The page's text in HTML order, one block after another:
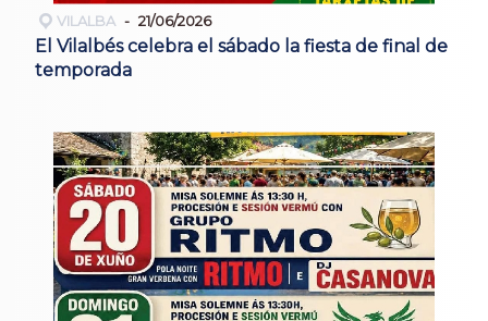
VILALBA 21/06/2026
El Vilalbés celebra el sábado la fiesta de final de
temporada